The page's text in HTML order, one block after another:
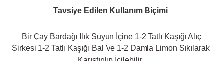
Tavsiye Edilen Kullanım Biçimi
Bir Çay Bardağı Ilık Suyun İçine 1-2 Tatlı Kaşığı Alıç
Sirkesi,1-2 Tatlı Kaşığı Bal Ve 1-2 Damla Limon Sıkılarak